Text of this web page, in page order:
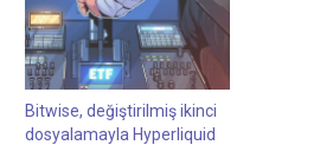
Bitwise, değiştirilmiş ikinci
dosyalamayla Hyperliquid